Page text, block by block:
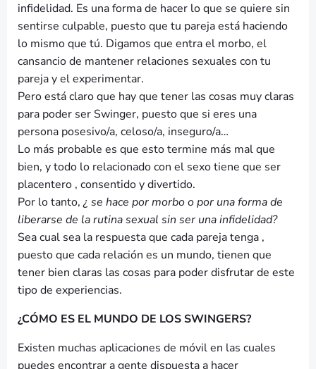
infidelidad. Es una forma de hacer lo que se quiere sin
sentirse culpable, puesto que tu pareja está haciendo
lo mismo que tú. Digamos que entra el morbo, el
cansancio de mantener relaciones sexuales con tu
pareja y el experimentar.
Pero está claro que hay que tener las cosas muy claras
para poder ser Swinger, puesto que si eres una
persona posesivo/a, celoso/a, inseguro/a…
Lo más probable es que esto termine más mal que
bien, y todo lo relacionado con el sexo tiene que ser
placentero , consentido y divertido.
Por lo tanto,¿ se hace por morbo o por una forma de
liberarse de la rutina sexual sin ser una infidelidad?
Sea cual sea la respuesta que cada pareja tenga ,
puesto que cada relación es un mundo, tienen que
tener bien claras las cosas para poder disfrutar de este
tipo de experiencias.
¿CÓMO ES EL MUNDO DE LOS SWINGERS?
Existen muchas aplicaciones de móvil en las cuales
puedes encontrar a gente dispuesta a hacer